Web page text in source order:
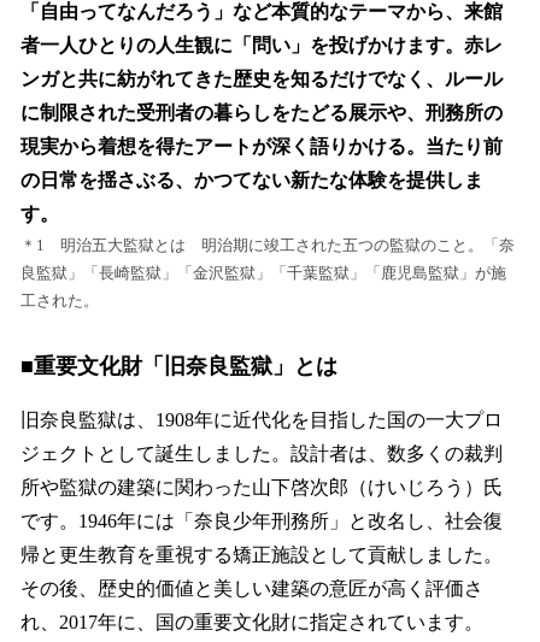
「自由ってなんだろう」など本質的なテーマから、来館
者一人ひとりの人生観に「問い」を投げかけます。赤レ
ンガと共に紡がれてきた歴史を知るだけでなく、ルール
に制限された受刑者の暮らしをたどる展示や、刑務所の
現実から着想を得たアートが深く語りかける。当たり前
の日常を揺さぶる、かつてない新たな体験を提供しま
す。
＊1 明治五大監獄とは 明治期に竣工された五つの監獄のこと。「奈
良監獄」「長崎監獄」「金沢監獄」「千葉監獄」「鹿児島監獄」が施
工された。
■重要文化財「旧奈良監獄」とは
旧奈良監獄は、1908年に近代化を目指した国の一大プロ
ジェクトとして誕生しました。設計者は、数多くの裁判
所や監獄の建築に関わった山下啓次郎（けいじろう）氏
です。1946年には「奈良少年刑務所」と改名し、社会復
帰と更生教育を重視する矯正施設として貢献しました。
その後、歴史的価値と美しい建築の意匠が高く評価さ
れ、2017年に、国の重要文化財に指定されています。